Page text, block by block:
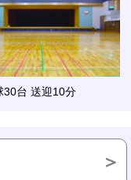
30台 送迎10分